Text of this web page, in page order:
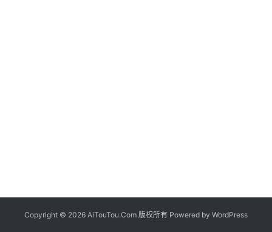
Copyright © 2026 AiTouTou.Com 版权所有 Powered by WordPress